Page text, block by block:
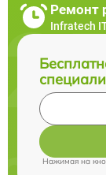
Ремонт
Infratech
Нажимая на